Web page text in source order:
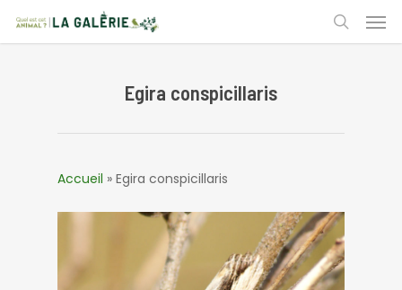
main
search
Egira conspicillaris
Accueil » Egira conspicillaris